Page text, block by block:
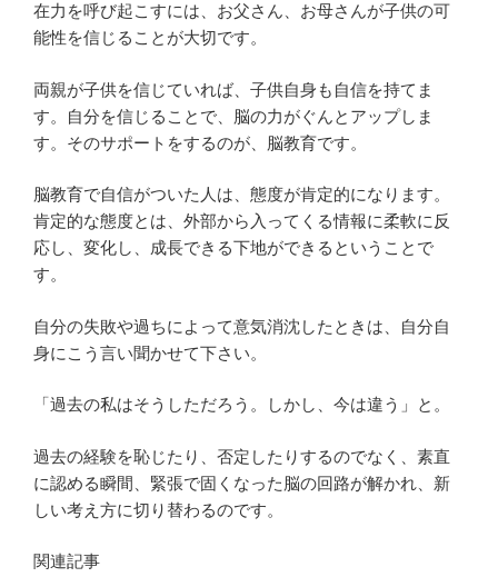
在力を呼び起こすには、お父さん、お母さんが子供の可
能性を信じることが大切です。
両親が子供を信じていれば、子供自身も自信を持てま
す。自分を信じることで、脳の力がぐんとアップしま
す。そのサポートをするのが、脳教育です。
脳教育で自信がついた人は、態度が肯定的になります。
肯定的な態度とは、外部から入ってくる情報に柔軟に反
応し、変化し、成長できる下地ができるということで
す。
自分の失敗や過ちによって意気消沈したときは、自分自
身にこう言い聞かせて下さい。
「過去の私はそうしただろう。しかし、今は違う」と。
過去の経験を恥じたり、否定したりするのでなく、素直
に認める瞬間、緊張で固くなった脳の回路が解かれ、新
しい考え方に切り替わるのです。
関連記事